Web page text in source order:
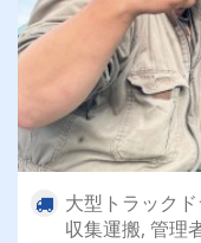
大型トラック
収集運搬, 管理